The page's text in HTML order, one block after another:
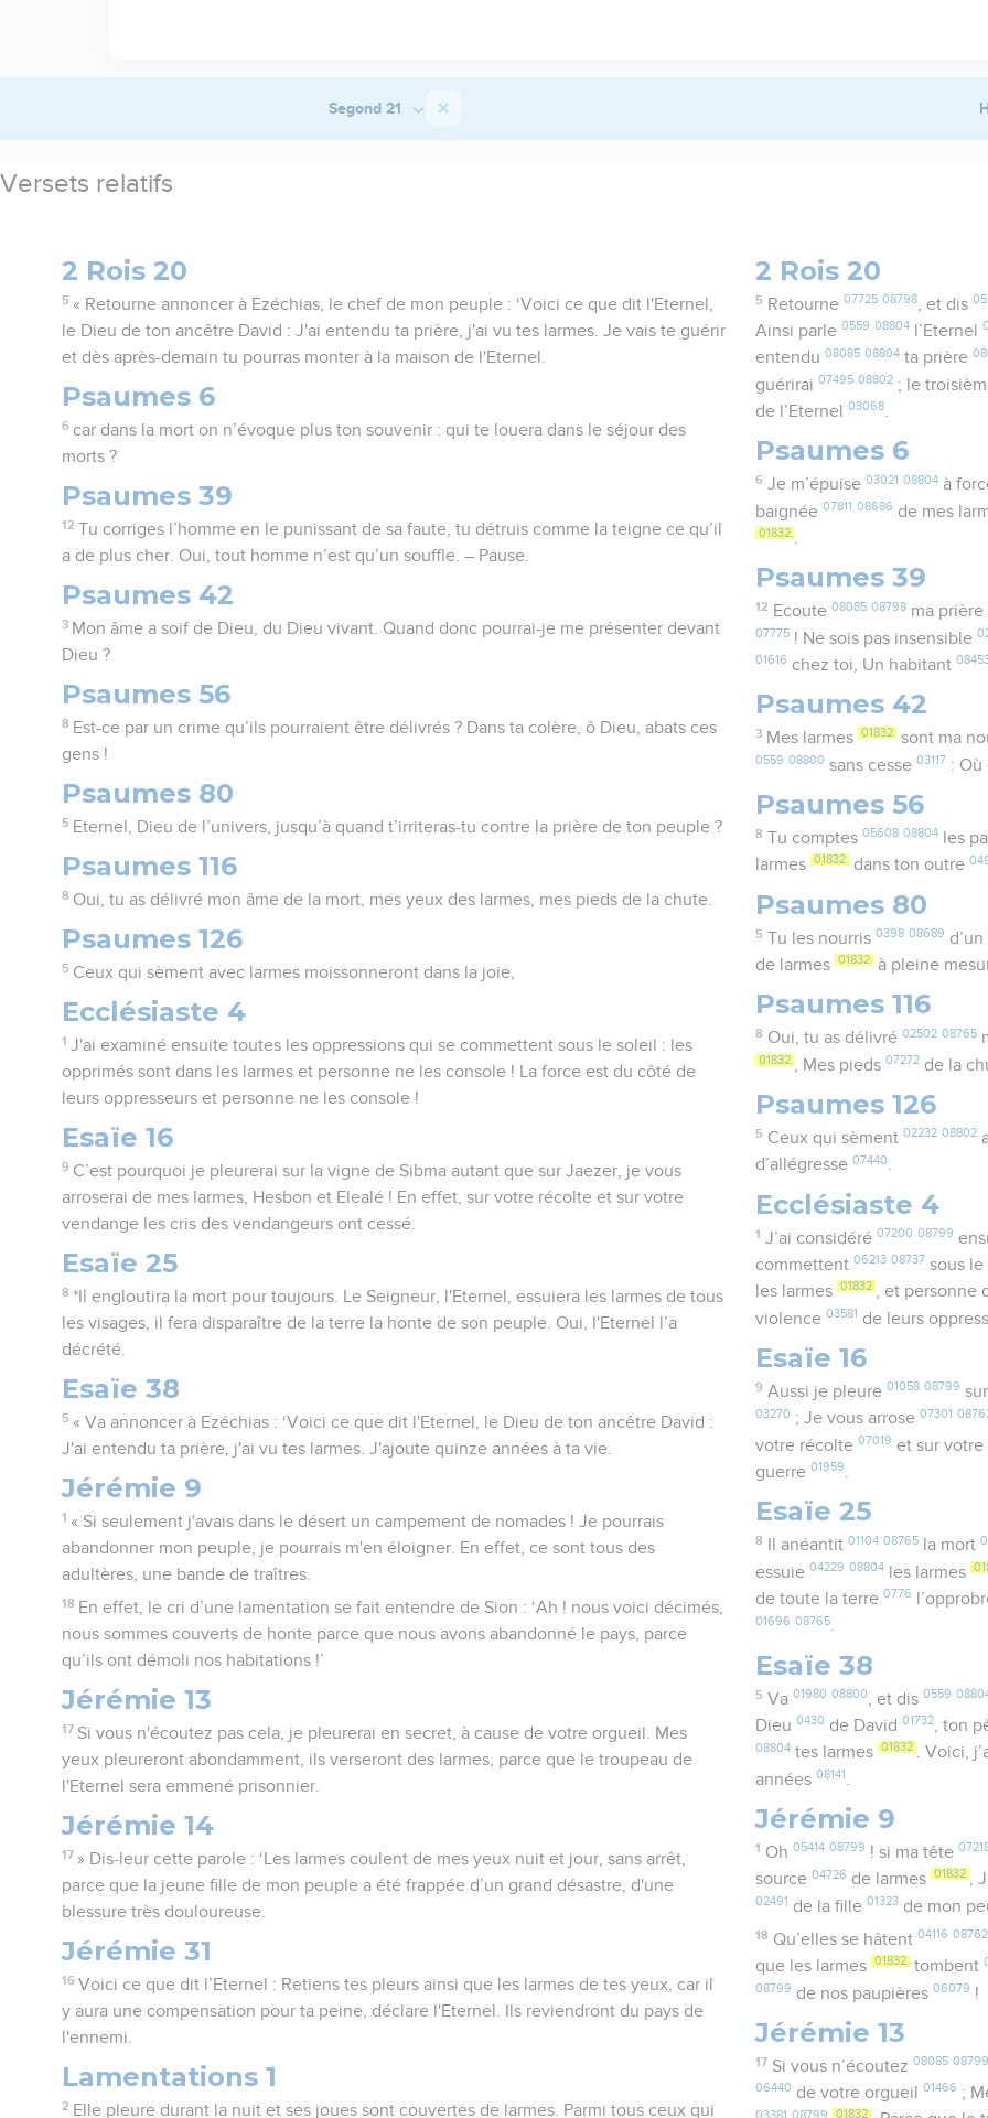
Segond 21
Versets relatifs
2 Rois 20
5 « Retourne annoncer à Ezéchias, le chef de mon peuple : ‘Voici ce que dit l'Eternel,
le Dieu de ton ancêtre David : J'ai entendu ta prière, j'ai vu tes larmes. Je vais te guérir
et dès après-demain tu pourras monter à la maison de l'Eternel.
Psaumes 6
6 car dans la mort on n’évoque plus ton souvenir : qui te louera dans le séjour des
morts ?
Psaumes 39
12 Tu corriges l’homme en le punissant de sa faute, tu détruis comme la teigne ce qu’il
a de plus cher. Oui, tout homme n’est qu’un souffle. – Pause.
Psaumes 42
3 Mon âme a soif de Dieu, du Dieu vivant. Quand donc pourrai-je me présenter devant
Dieu ?
Psaumes 56
8 Est-ce par un crime qu’ils pourraient être délivrés ? Dans ta colère, ô Dieu, abats ces
gens !
Psaumes 80
5 Eternel, Dieu de l’univers, jusqu’à quand t’irriteras-tu contre la prière de ton peuple ?
Psaumes 116
8 Oui, tu as délivré mon âme de la mort, mes yeux des larmes, mes pieds de la chute.
Psaumes 126
5 Ceux qui sèment avec larmes moissonneront dans la joie,
Ecclésiaste 4
1 J'ai examiné ensuite toutes les oppressions qui se commettent sous le soleil : les
opprimés sont dans les larmes et personne ne les console ! La force est du côté de
leurs oppresseurs et personne ne les console !
Esaïe 16
9 C’est pourquoi je pleurerai sur la vigne de Sibma autant que sur Jaezer, je vous
arroserai de mes larmes, Hesbon et Elealé ! En effet, sur votre récolte et sur votre
vendange les cris des vendangeurs ont cessé.
Esaïe 25
8 *Il engloutira la mort pour toujours. Le Seigneur, l'Eternel, essuiera les larmes de tous
les visages, il fera disparaître de la terre la honte de son peuple. Oui, l'Eternel l’a
décrété.
Esaïe 38
5 « Va annoncer à Ezéchias : ‘Voici ce que dit l'Eternel, le Dieu de ton ancêtre David :
J'ai entendu ta prière, j'ai vu tes larmes. J'ajoute quinze années à ta vie.
Jérémie 9
1 « Si seulement j'avais dans le désert un campement de nomades ! Je pourrais
abandonner mon peuple, je pourrais m'en éloigner. En effet, ce sont tous des
adultères, une bande de traîtres.
18 En effet, le cri d’une lamentation se fait entendre de Sion : ‘Ah ! nous voici décimés,
nous sommes couverts de honte parce que nous avons abandonné le pays, parce
qu’ils ont démoli nos habitations !’
Jérémie 13
17 Si vous n'écoutez pas cela, je pleurerai en secret, à cause de votre orgueil. Mes
yeux pleureront abondamment, ils verseront des larmes, parce que le troupeau de
l'Eternel sera emmené prisonnier.
Jérémie 14
17 » Dis-leur cette parole : ‘Les larmes coulent de mes yeux nuit et jour, sans arrêt,
parce que la jeune fille de mon peuple a été frappée d’un grand désastre, d'une
blessure très douloureuse.
Jérémie 31
16 Voici ce que dit l’Eternel : Retiens tes pleurs ainsi que les larmes de tes yeux, car il
y aura une compensation pour ta peine, déclare l'Eternel. Ils reviendront du pays de
l'ennemi.
Lamentations 1
2 Elle pleure durant la nuit et ses joues sont couvertes de larmes. Parmi tous ceux qui
2 Rois 20
5 Retourne 07725 08798, et dis
Ainsi parle0559 08804 l’Eternel
entendu08085 08804 ta prière
guérirai07495 08802 ; le
de l’Eternel03068.
Psaumes 6
6 Je m’épuise 03021 08804à
baignée07811 08686 de mes
01832 .
Psaumes 39
12 Ecoute 08085 08798ma prière
07775 ! Ne sois pas insensible
01616 chez toi, Un habitant
Psaumes 42
3 Mes larmes 01832 sont ma
0559 08800 sans cesse03117 :
Psaumes 56
8 Tu comptes 05608 08804les
larmes 01832 dans ton outre
Psaumes 80
5 Tu les nourris 0398 08689
de larmes 01832 à pleine
Psaumes 116
8 Oui, tu as délivré 02502 08765
01832 , Mes pieds07272 de la
Psaumes 126
5 Ceux qui sèment 02232 08802
d’allégresse07440.
Ecclésiaste 4
1 J’ai considéré 07200 08799
commettent06213 08737 sous
les larmes 01832 , et personne
violence03581 de leurs
Esaïe 16
9 Aussi je pleure 01058 08799
03270 ; Je vous arrose07301
votre récolte07019 et sur
guerre01959.
Esaïe 25
8 Il anéantit 01104 08765la mort
essuie04229 08804 les larmes
de toute la terre0776
01696 08765.
Esaïe 38
5 Va 01980 08800 , et dis 0559
Dieu0430 de David01732, ton
08804 tes larmes 01832 . Voici,
années08141
Jérémie 9
1 Oh 05414 08799 ! si ma tête
source04726 de larmes 01832 ,
02491 de la fille01323 de mon
18 Qu’elles se hâtent 04116 08762
que les larmes 01832 tombent
08799 de nos paupières06079 !
Jérémie 13
17 Si vous n’écoutez 08085 08799
06440 de votre orgueil01466 ;
03381 08799 01832